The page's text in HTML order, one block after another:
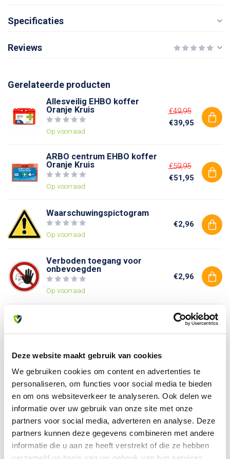
Deze website maakt gebruik van cookies
We gebruiken cookies om content en advertenties te
personaliseren, om functies voor social media te bieden
en om ons websiteverkeer te analyseren. Ook delen we
informatie over uw gebruik van onze site met onze
partners voor social media, adverteren en analyse. Deze
partners kunnen deze gegevens combineren met andere
informatie die u aan ze heeft verstrekt of die ze hebben
Specificaties
Reviews
Gerelateerde producten
Allesveilig EHBO koffer
Oranje Kruis
Op voorraad
€49,95
€39,95
ARBO centrum EHBO koffer
Oranje Kruis
Op voorraad
€59,95
€51,95
Waarschuwingspictogram
Op voorraad
€2,96
Verboden toegang voor
onbevoegden
Op voorraad
€2,96
€2,96
Heb je vragen over dit product?
Of heb je hulp nodig bij je bestelling? Neem contact op
met onze klantenservice. We helpen je graag verder!
info@allesveilig.nl
+31 (0) 6 82095086